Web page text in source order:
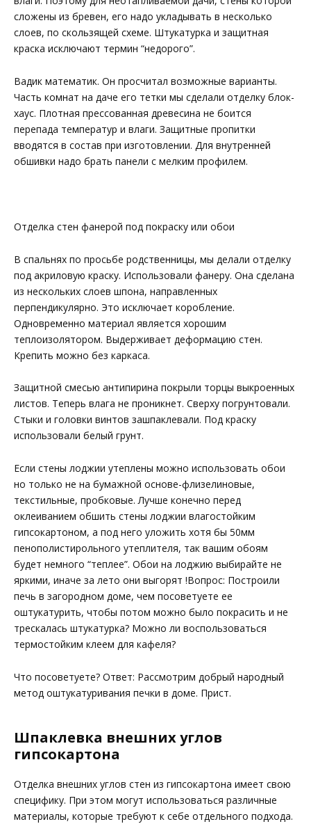
сложены из бревен, его надо укладывать в несколько
слоев, по скользящей схеме. Штукатурка и защитная
краска исключают термин “недорого”.
Вадик математик. Он просчитал возможные варианты.
Часть комнат на даче его тетки мы сделали отделку блок-
хаус. Плотная прессованная древесина не боится
перепада температур и влаги. Защитные пропитки
вводятся в состав при изготовлении. Для внутренней
обшивки надо брать панели с мелким профилем.
Отделка стен фанерой под покраску или обои
В спальнях по просьбе родственницы, мы делали отделку
под акриловую краску. Использовали фанеру. Она сделана
из нескольких слоев шпона, направленных
перпендикулярно. Это исключает коробление.
Одновременно материал является хорошим
теплоизолятором. Выдерживает деформацию стен.
Крепить можно без каркаса.
Защитной смесью антипирина покрыли торцы выкроенных
листов. Теперь влага не проникнет. Сверху погрунтовали.
Стыки и головки винтов зашпаклевали. Под краску
использовали белый грунт.
Если стены лоджии утеплены можно использовать обои
но только не на бумажной основе-флизелиновые,
текстильные, пробковые. Лучше конечно перед
оклеиванием обшить стены лоджии влагостойким
гипсокартоном, а под него уложить хотя бы 50мм
пенополистирольного утеплителя, так вашим обоям
будет немного “теплее”. Обои на лоджию выбирайте не
яркими, иначе за лето они выгорят !Вопрос: Построили
печь в загородном доме, чем посоветуете ее
оштукатурить, чтобы потом можно было покрасить и не
трескалась штукатурка? Можно ли воспользоваться
термостойким клеем для кафеля?
Что посоветуете? Ответ: Рассмотрим добрый народный
метод оштукатуривания печки в доме. Прист.
Шпаклевка внешних углов
гипсокартона
Отделка внешних углов стен из гипсокартона имеет свою
специфику. При этом могут использоваться различные
материалы, которые требуют к себе отдельного подхода.